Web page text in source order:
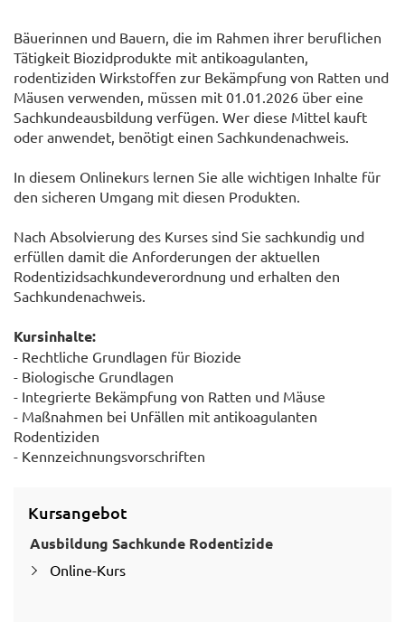
Bäuerinnen und Bauern, die im Rahmen ihrer beruflichen
Tätigkeit Biozidprodukte mit antikoagulanten,
rodentiziden Wirkstoffen zur Bekämpfung von Ratten und
Mäusen verwenden, müssen mit 01.01.2026 über eine
Sachkundeausbildung verfügen. Wer diese Mittel kauft
oder anwendet, benötigt einen Sachkundenachweis.
In diesem Onlinekurs lernen Sie alle wichtigen Inhalte für
den sicheren Umgang mit diesen Produkten.
Nach Absolvierung des Kurses sind Sie sachkundig und
erfüllen damit die Anforderungen der aktuellen
Rodentizidsachkundeverordnung und erhalten den
Sachkundenachweis.
Kursinhalte:
- Rechtliche Grundlagen für Biozide
- Biologische Grundlagen
- Integrierte Bekämpfung von Ratten und Mäuse
- Maßnahmen bei Unfällen mit antikoagulanten
Rodentiziden
- Kennzeichnungsvorschriften
Kursangebot
Ausbildung Sachkunde Rodentizide
Online-Kurs